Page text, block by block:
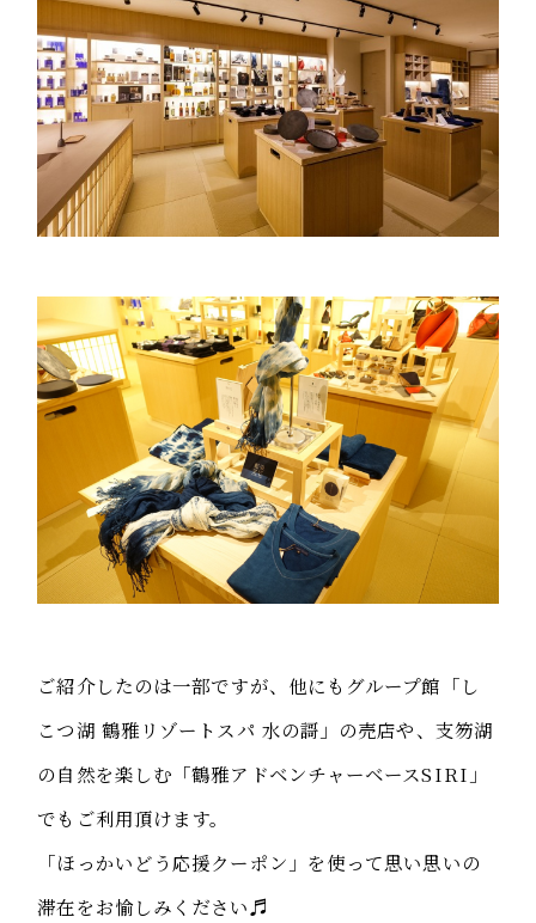
ご紹介したのは一部ですが、他にもグループ館「し
こつ湖 鶴雅リゾートスパ 水の謌」の売店や、支笏湖
の自然を楽しむ「鶴雅アドベンチャーベースSIRI」
でもご利用頂けます。
「ほっかいどう応援クーポン」を使って思い思いの
滞在をお愉しみください♬